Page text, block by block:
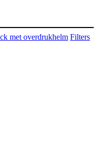
met overdrukhelm Filters